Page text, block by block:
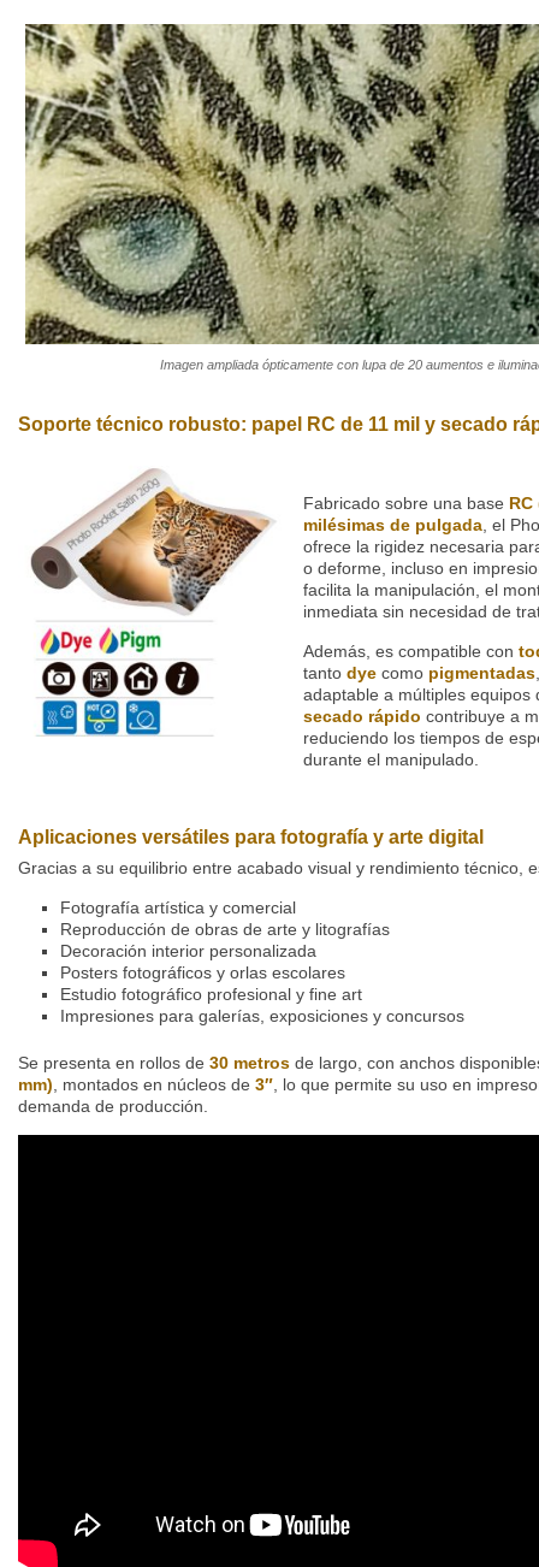
Imagen ampliada ópticamente con lupa de 20 aumentos e
Soporte técnico robusto: papel RC de 11 mil y secado
Fabricado sobre una base
milésimas de pulgada, el
ofrece la rigidez necesaria
o deforme, incluso en
facilita la manipulación, el
inmediata sin necesidad de
Además, es compatible con
tanto dyecomo pigmentadas
adaptable a múltiples equipos
secado rápido contribuye a
reduciendo los tiempos de
durante el manipulado.
Aplicaciones versátiles para fotografía y arte digital
Gracias a su equilibrio entre acabado visual y rendimiento técnico,
Fotografía artística y comercial
Reproducción de obras de arte y litografías
Decoración interior personalizada
Posters fotográficos y orlas escolares
Estudio fotográfico profesional y fine art
Impresiones para galerías, exposiciones y concursos
Se presenta en rollos de 30 metros de largo, con anchos
mm) , montados en núcleos de 3″ , lo que permite su uso en
demanda de producción.